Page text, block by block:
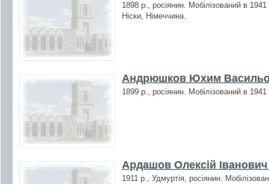
1898 р., росіянин. Мобілізований в
Ніски, Німеччина.
Андрюшков Юхим
1899 р., росіянин. Мобілізований в
Ардашов Олексій Іванович
1911 р., Удмуртія, росіянин.